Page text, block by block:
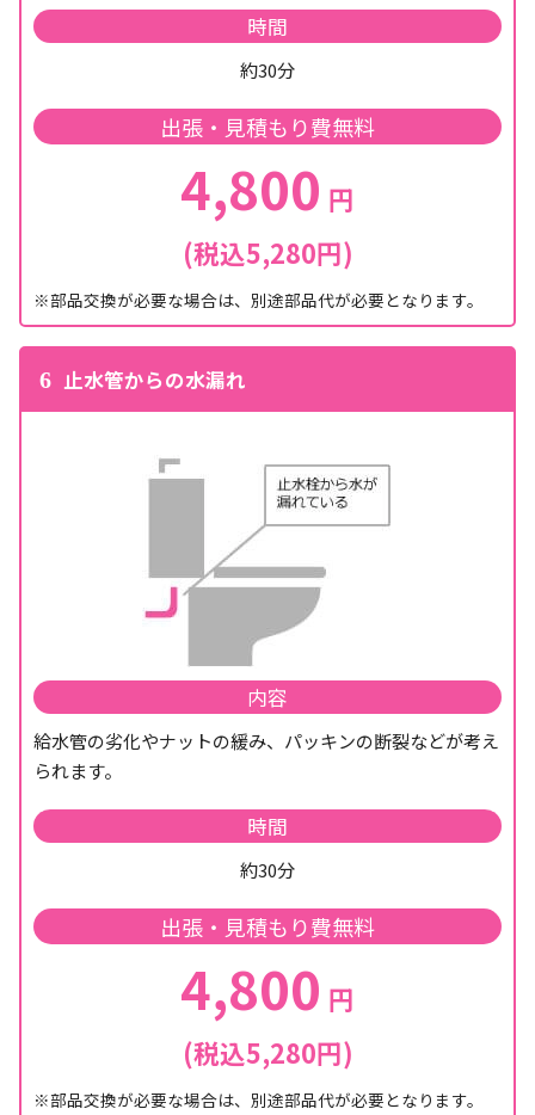
時間
約30分
出張・見積もり費無料
4,800 円
(税込5,280円)
※部品交換が必要な場合は、別途部品代が必要となります。
6 止水管からの水漏れ
内容
給水管の劣化やナットの緩み、パッキンの断裂などが考え
られます。
時間
約30分
出張・見積もり費無料
4,800 円
(税込5,280円)
※部品交換が必要な場合は、別途部品代が必要となります。